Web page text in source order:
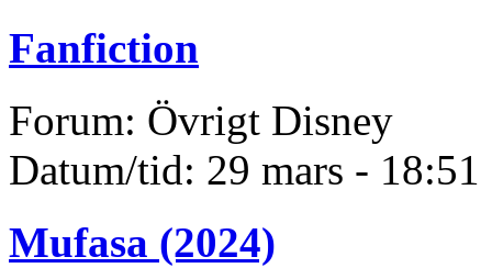
Fanfiction
Forum: Övrigt Disney
Datum/tid: 29 mars - 18:51
Mufasa (2024)